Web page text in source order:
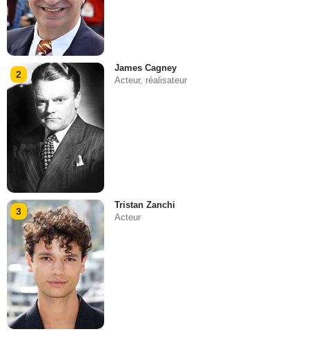
2
James Cagney
Acteur, réalisateur
3
Tristan Zanchi
Acteur